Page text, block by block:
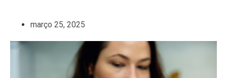
março 25, 2025